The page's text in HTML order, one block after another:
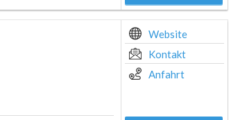
Website
Kontakt
Anfahrt